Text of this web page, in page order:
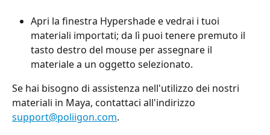
Apri la finestra Hypershade e vedrai i tuoi
materiali importati; da lì puoi tenere premuto il
tasto destro del mouse per assegnare il
materiale a un oggetto selezionato.
Se hai bisogno di assistenza nell'utilizzo dei nostri
materiali in Maya, contattaci all'indirizzo
support@poliigon.com.